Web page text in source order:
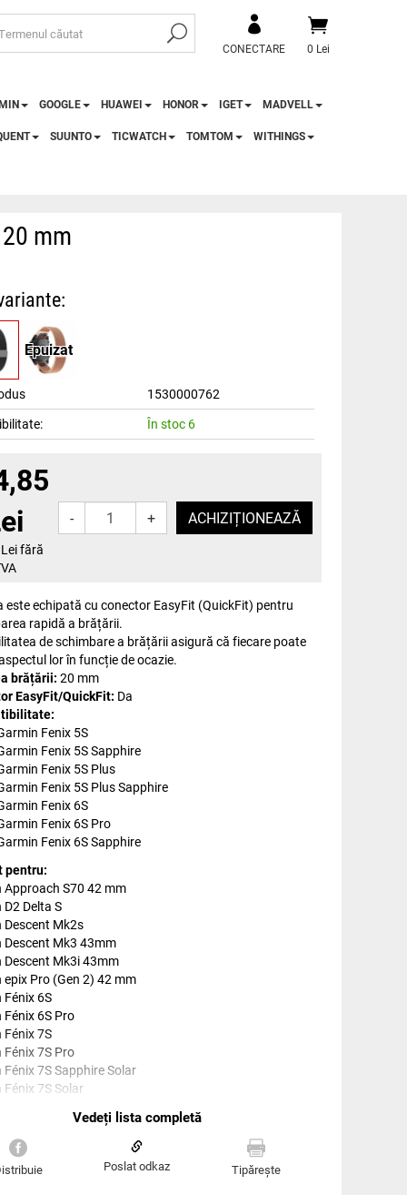
0 Lei
CONECTARE
GOOGLE HUAWEI HONOR IGET MADVELL
SUUNTO TICWATCH TOMTOM WITHINGS
mm
Epuizat
1530000762
În stoc 6
Lei fără
- +
este echipată cu conector EasyFit (QuickFit) pentru
rapidă a brățării.
de schimbare a brățării asigură că fiecare poate
lor în funcție de ocazie.
brățării: 20 mm
EasyFit/QuickFit: Da
Fenix 5S
Fenix 5S Sapphire
Fenix 5S Plus
Fenix 5S Plus Sapphire
Fenix 6S
Fenix 6S Pro
Fenix 6S Sapphire
pentru:
Approach S70 42 mm
Delta S
Descent Mk2s
Descent Mk3 43mm
Descent Mk3i 43mm
epix Pro (Gen 2) 42 mm
6S
6S Pro
7S
7S Pro
7S Sapphire Solar
7S Solar
5S Plus
2S
Poslat odkaz Tipărește